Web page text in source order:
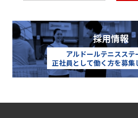
採用情報
アルドールテニスステ
正社員として働く方を募集